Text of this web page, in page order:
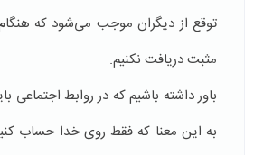
توقع از دیگران موجب می‌شود که هنگام
مثبت دریافت نکنیم.
باور داشته باشیم که در روابط اجتماعی
به این معنا که فقط روی خدا حساب